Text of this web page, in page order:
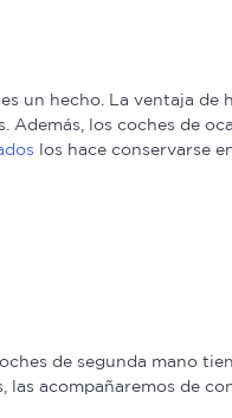
un hecho. La ventaja de
los coches de
los hace conservarse
de segunda mano
acompañaremos de